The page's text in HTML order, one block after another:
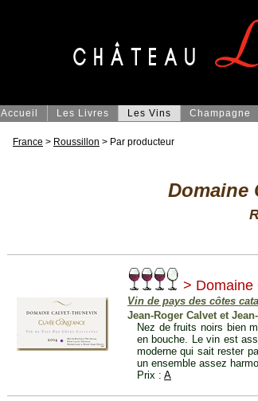
Accueil Les Livres Les Vins Champagne
France > Roussillon > Par producteur
Domaine
> Domaine
Vin de pays des côtes
Jean-Roger Calvet et
Nez de fruits noirs bien
en bouche. Le vin est
moderne qui sait rester
un ensemble assez
Prix : A